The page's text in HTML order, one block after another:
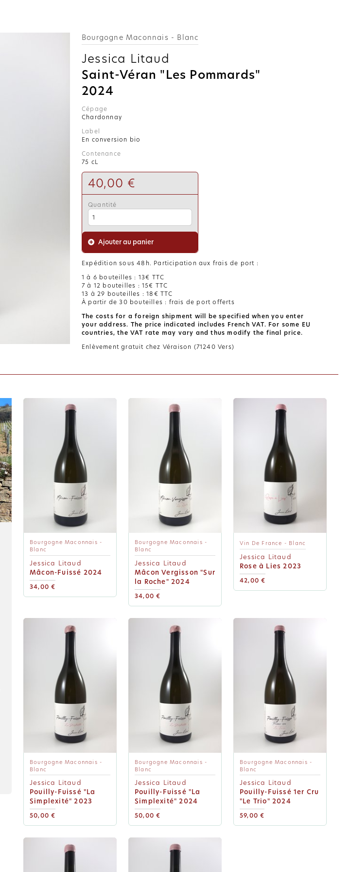
Bourgogne Maconnais - Blanc
Jessica Litaud
Saint-Véran "Les Pommards"
2024
Cépage
Chardonnay
Label
En conversion bio
Contenance
75 cL
40,00 €
Quantité
Ajouter au panier
Expédition sous 48h. Participation aux frais de port :
1 à 6 bouteilles : 13€ TTC
7 à 12 bouteilles : 15€ TTC
13 à 29 bouteilles : 18€ TTC
À partir de 30 bouteilles : frais de port offerts
The costs for a foreign shipment will be specified when you enter
your address. The price indicated includes French VAT. For some EU
countries, the VAT rate may vary and thus modify the final price.
Enlèvement gratuit chez Véraison (71240 Vers)
Bourgogne Maconnais -
Blanc
Jessica Litaud
Mâcon-Fuissé 2024
34,00 €
Bourgogne Maconnais -
Blanc
Jessica Litaud
Mâcon Vergisson "Sur
la Roche" 2024
34,00 €
Vin De France - Blanc
Jessica Litaud
Rose à Lies 2023
42,00 €
Bourgogne Maconnais -
Blanc
Jessica Litaud
Pouilly-Fuissé "La
Simplexité" 2023
50,00 €
Bourgogne Maconnais -
Blanc
Jessica Litaud
Pouilly-Fuissé "La
Simplexité" 2024
50,00 €
Bourgogne Maconnais -
Blanc
Jessica Litaud
Pouilly-Fuissé 1er Cru
"Le Trio" 2024
59,00 €